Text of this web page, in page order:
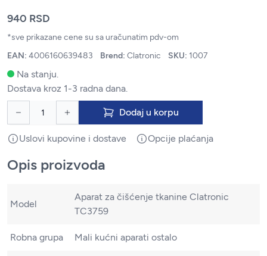
940 RSD
*sve prikazane cene su sa uračunatim pdv-om
EAN: 4006160639483 Brend: Clatronic SKU: 1007
Na stanju.
Dostava kroz 1-3 radna dana.
Dodaj u korpu
Uslovi kupovine i dostave Opcije plaćanja
Opis proizvoda
Model
Aparat za čišćenje tkanine Clatronic
TC3759
Robna grupa Mali kućni aparati ostalo